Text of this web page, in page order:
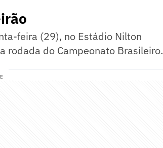
feira (29), no Estádio Nilton
rodada do Campeonato Brasileiro.